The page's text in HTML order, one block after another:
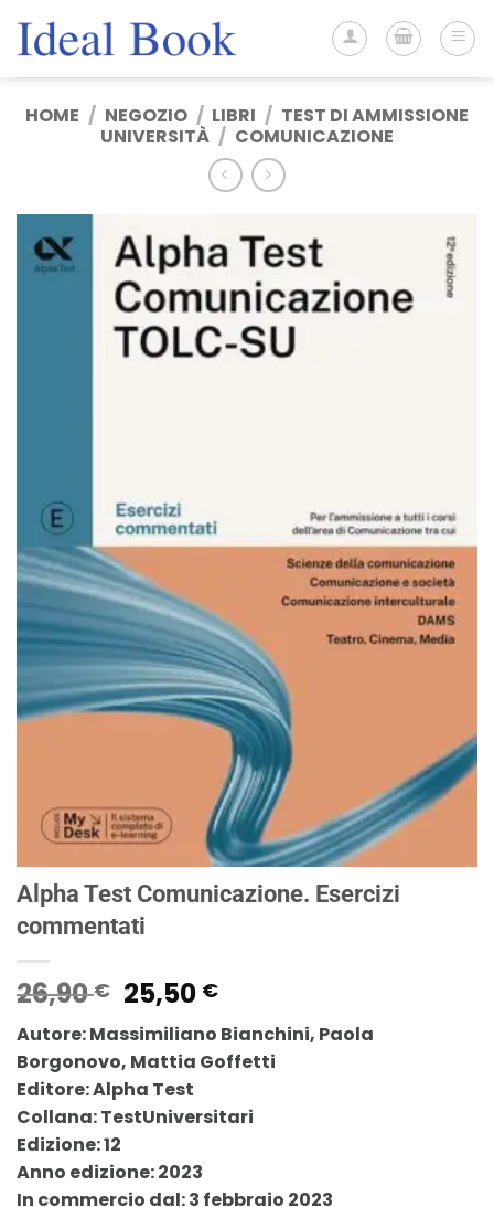
HOME / NEGOZIO / LIBRI / TEST DI AMMISSIONE
UNIVERSITÀ / COMUNICAZIONE
Alpha Test Comunicazione. Esercizi
commentati
26,90€ Il
prezzo
originale
era:
26,90 €.
25,50 €Il
prezzo
attuale
è:
Autore: Massimiliano Bianchini, Paola
Borgonovo, Mattia Goffetti
Editore: Alpha Test
Collana: TestUniversitari
Edizione: 12
Anno edizione: 2023
In commercio dal: 3 febbraio 2023